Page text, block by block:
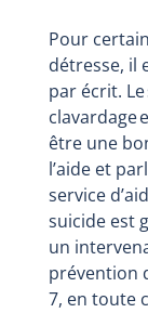
Pour
détresse, il
par écrit.
clavardage
être une
l’aide et
service
suicide est
un
prévention
7, en toute